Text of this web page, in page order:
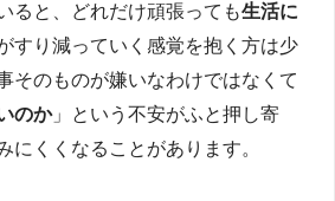
ると、どれだけ頑張っても生活に
がすり減っていく感覚を抱く方は少
そのものが嫌いなわけではなくて
のか」という不安がふと押し寄
にくくなることがあります。